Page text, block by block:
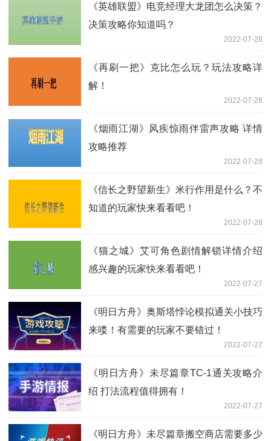
《英雄联盟》电竞经理大龙团怎么决策？
决策攻略你知道吗？
2022-07-28
《再刷一把》克比怎么玩？玩法攻略详
解！
2022-07-28
《烟雨江湖》风疾惊雨伴雷声攻略 详情
攻略推荐
2022-07-28
《信长之野望新生》米行作用是什么？不
知道的玩家快来看看吧！
2022-07-28
《猫之城》艾可角色剧情解锁详情介绍
感兴趣的玩家快来看看吧！
2022-07-27
《明日方舟》奥斯塔悖论模拟通关小技巧
来喽！有需要的玩家不要错过！
2022-07-27
《明日方舟》未尽篇章TC-1通关攻略介
绍 打法流程值得拥有！
2022-07-27
《明日方舟》未尽篇章搬空商店需要多少